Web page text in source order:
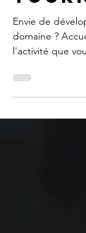
Envie de
l'activité que
vous donne 5